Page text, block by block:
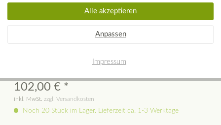
REBEL WALLS Tapete Blooming
102,00 € *
inkl. MwSt. zzgl. Versandkosten
Noch 20 Stück im Lager. Lieferzeit ca. 1-3 Werktage
Anpassen
Alle akzeptieren
Impressum